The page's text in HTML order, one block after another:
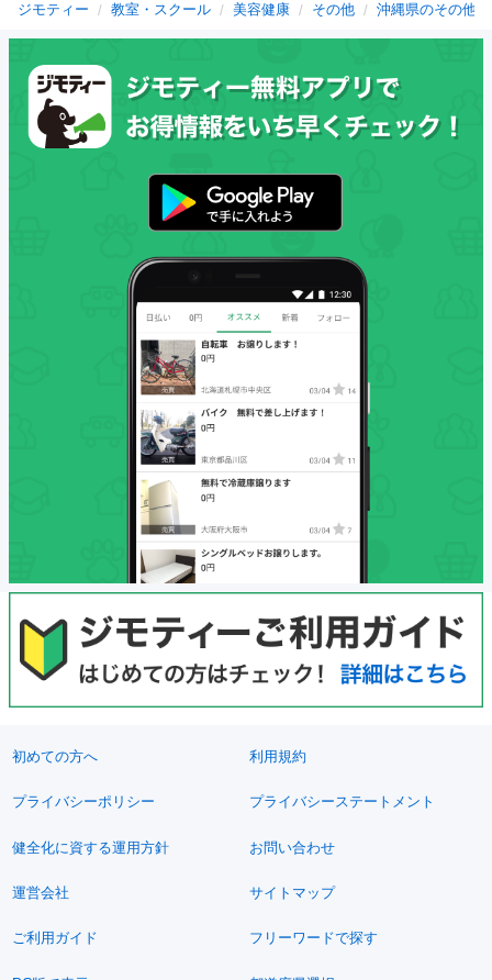
ジモティー 教室・スクール 美容健康 その他 沖縄県のその他
初めての方へ 利用規約
プライバシーポリシー プライバシーステートメント
健全化に資する運用方針 お問い合わせ
運営会社 サイトマップ
ご利用ガイド フリーワードで探す